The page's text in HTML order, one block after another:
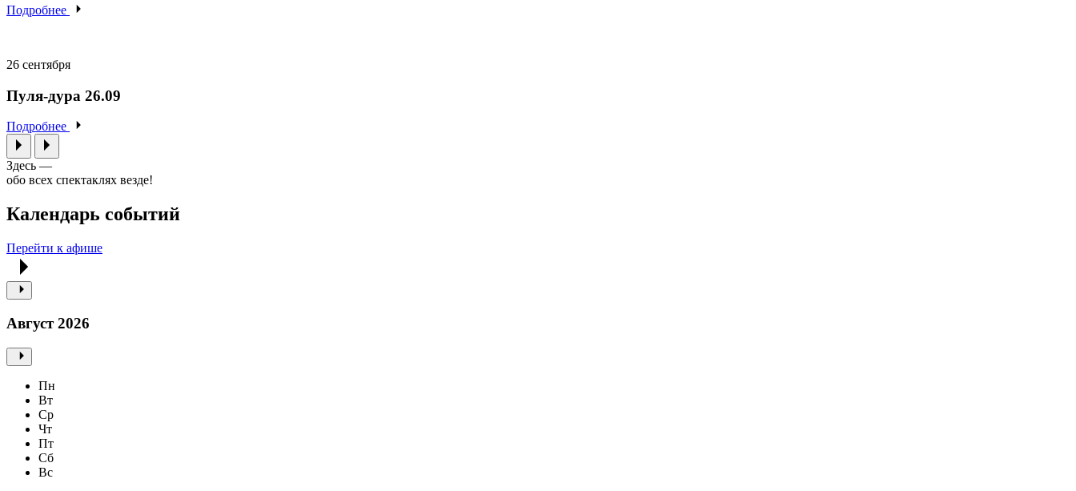
Подробнее
26 сентября
Пуля-дура 26.09
Подробнее
Здесь —
обо всех спектаклях везде!
Календарь событий
Перейти к афише
Август 2026
Пн
Вт
Ср
Чт
Пт
Сб
Вс